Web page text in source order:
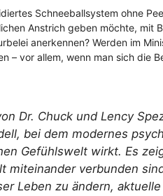
Schneeballsystem ohne
Anstrich geben möchte, mit
anerkennen? Werden im
– vor allem, wenn man sich die
Dr. Chuck und Lency
bei dem modernes
Gefühlswelt wirkt. Es
miteinander verbunden
Leben zu ändern,